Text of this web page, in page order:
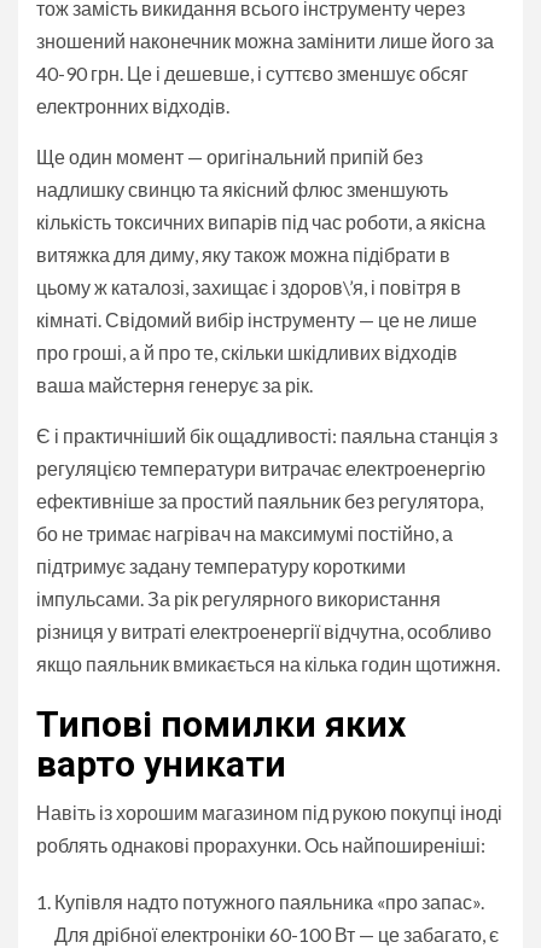
тож замість викидання всього інструменту через
зношений наконечник можна замінити лише його за
40-90 грн. Це і дешевше, і суттєво зменшує обсяг
електронних відходів.
Ще один момент — оригінальний припій без
надлишку свинцю та якісний флюс зменшують
кількість токсичних випарів під час роботи, а якісна
витяжка для диму, яку також можна підібрати в
цьому ж каталозі, захищає і здоров\’я, і повітря в
кімнаті. Свідомий вибір інструменту — це не лише
про гроші, а й про те, скільки шкідливих відходів
ваша майстерня генерує за рік.
Є і практичніший бік ощадливості: паяльна станція з
регуляцією температури витрачає електроенергію
ефективніше за простий паяльник без регулятора,
бо не тримає нагрівач на максимумі постійно, а
підтримує задану температуру короткими
імпульсами. За рік регулярного використання
різниця у витраті електроенергії відчутна, особливо
якщо паяльник вмикається на кілька годин щотижня.
Типові помилки яких
варто уникати
Навіть із хорошим магазином під рукою покупці іноді
роблять однакові прорахунки. Ось найпоширеніші:
Купівля надто потужного паяльника «про запас».
Для дрібної електроніки 60-100 Вт — це забагато, є